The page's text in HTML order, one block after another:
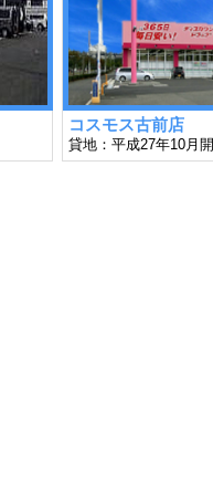
コスモス古前店
貸地：平成27年10月